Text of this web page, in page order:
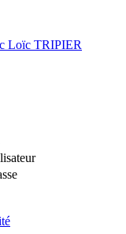
Loïc TRIPIER